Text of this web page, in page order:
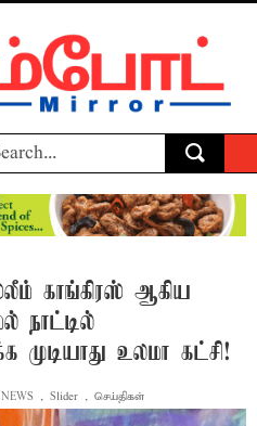
காங்கிரஸ் ஆகிய
நாட்டில்
உலமா கட்சி!
, Slider , செய்திகள்